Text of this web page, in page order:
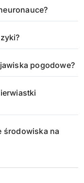
pogodowe?
środowiska na